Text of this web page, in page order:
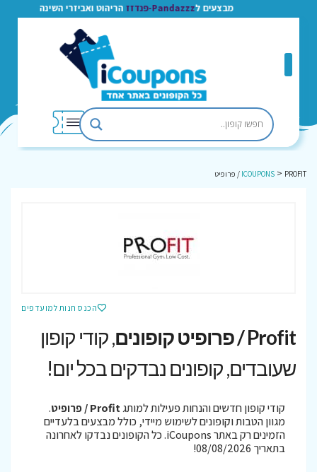
מבצעים לPandazzz-פנדזז הריהוט ואביזרי השינה
ICOUPONS > PROFIT / פרופיט
הכנס חנות למועדפים
Profit / פרופיט קופונים
, קודי קופון
שעובדים, קופונים נבדקים בכל יום!
קודי קופון חדשים והנחות פעילות למותגProfit / פרופיט
.
מגוון הטבות וקופונים לשימוש מיידי, כולל מבצעים בלעדיים
הזמינים רק באתר iCoupons. כל הקופונים נבדקו לאחרונה
בתאריך 08/08/2026!